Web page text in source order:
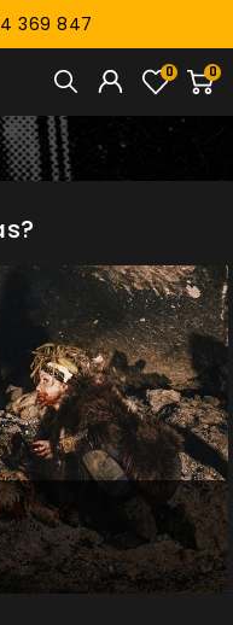
369 847
0
0